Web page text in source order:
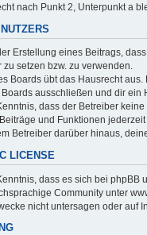
nach Punkt 2, Unterpunkt a
Erstellung eines Beitrags,
zu setzen bzw. zu verwenden.
Boards übt das Hausrecht
ausschließen und dir ein
dass der Betreiber
und Funktionen
Betreiber darüber hinaus,
LICENSE
dass es sich bei phpBB
Community unter
nicht untersagen oder auf